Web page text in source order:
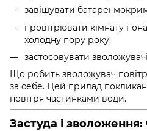
завішувати батареї
провітрювати кімнату
холодну пору року;
застосовувати
Що робить зволожувач
за себе. Цей прилад
повітря частинками води.
Застуда і зволоження: